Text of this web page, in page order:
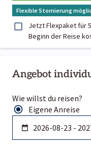
Angebot
Wie willst du reisen?
Eigene Anreise
Flexible Stornierung
Jetzt Flexpaket für
Beginn der Reise